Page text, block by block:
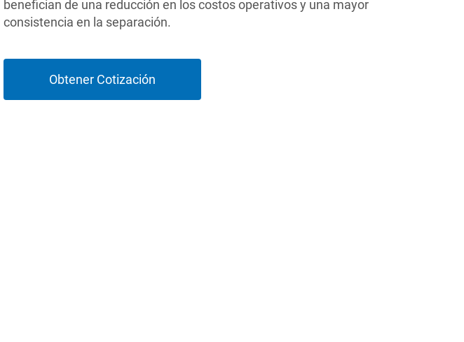
benefician de una reducción en los costos operativos y una mayor
consistencia en la separación.
Obtener Cotización